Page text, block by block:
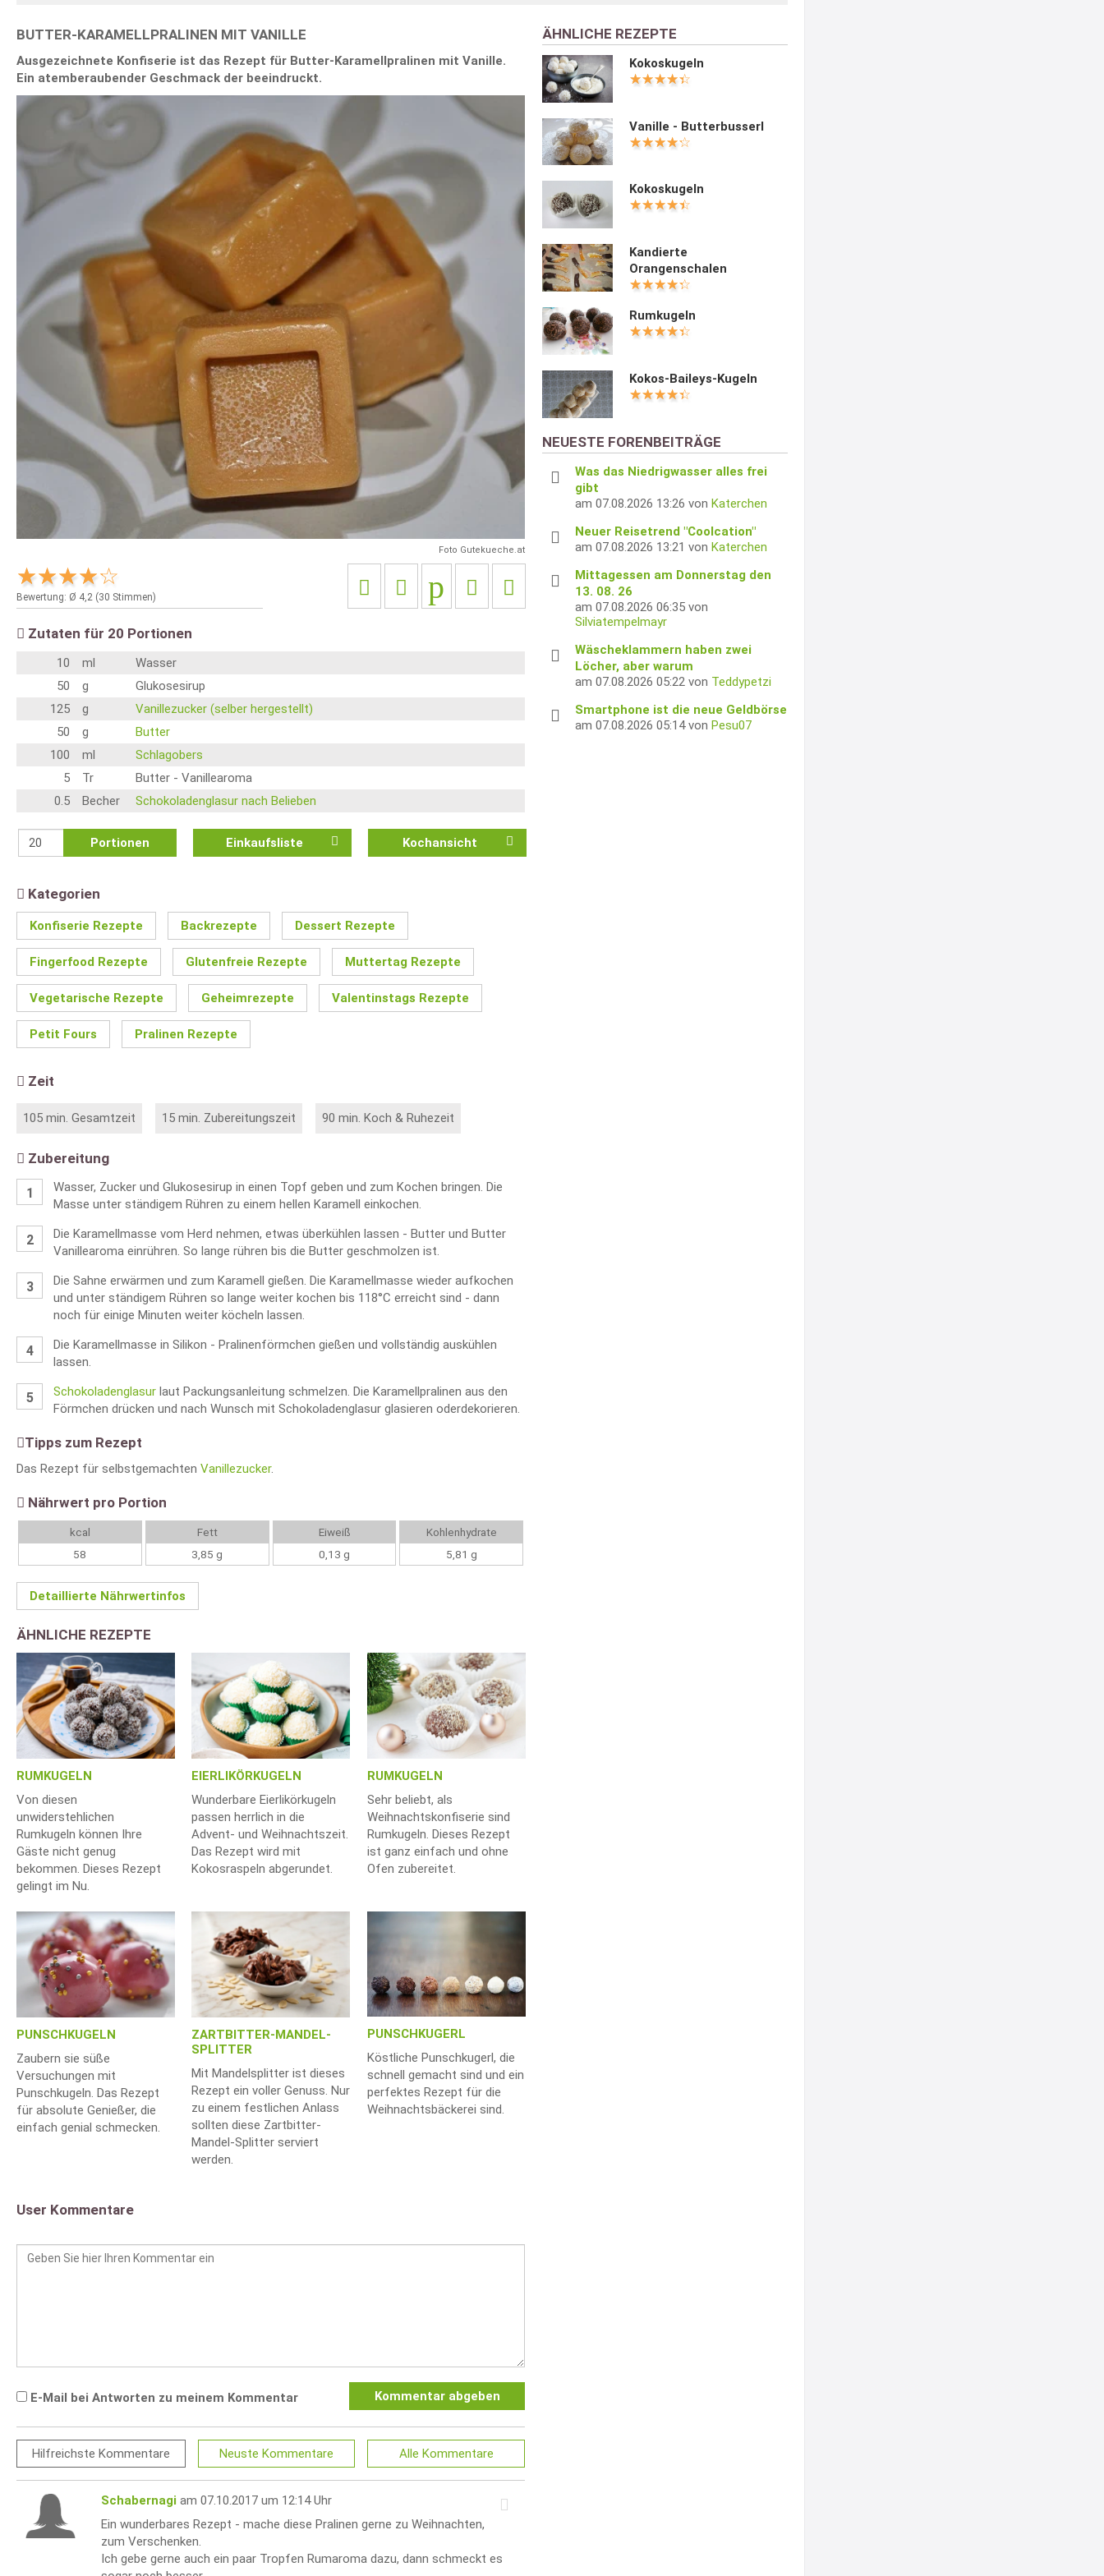
BUTTER-KARAMELLPRALINEN MIT VANILLE
Ausgezeichnete Konfiserie ist das Rezept für Butter-Karamellpralinen mit Vanille.
Ein atemberaubender Geschmack der beeindruckt.
Foto Gutekueche.at
Bewertung: Ø 4,2 (30 Stimmen)
Zutaten für 20 Portionen
10 ml
Wasser
50
g
Glukosesirup
125
g
Vanillezucker (selber hergestellt)
50
g
Butter
100
ml
Schlagobers
5
Tr
Butter - Vanillearoma
0.5
Becher Schokoladenglasur nach Belieben
Portionen Einkaufsliste Kochansicht
Kategorien
Konfiserie Rezepte Backrezepte Dessert Rezepte
Fingerfood Rezepte Glutenfreie Rezepte Muttertag Rezepte
Vegetarische Rezepte Geheimrezepte Valentinstags Rezepte
Petit Fours Pralinen Rezepte
Zeit
105 min. Gesamtzeit 15 min. Zubereitungszeit 90 min. Koch & Ruhezeit
Zubereitung
Wasser, Zucker und Glukosesirup in einen Topf geben und zum Kochen bringen. Die
Masse unter ständigem Rühren zu einem hellen Karamell einkochen.
Die Karamellmasse vom Herd nehmen, etwas überkühlen lassen - Butter und Butter
Vanillearoma einrühren. So lange rühren bis die Butter geschmolzen ist.
Die Sahne erwärmen und zum Karamell gießen. Die Karamellmasse wieder aufkochen
und unter ständigem Rühren so lange weiter kochen bis 118°C erreicht sind - dann
noch für einige Minuten weiter köcheln lassen.
Die Karamellmasse in Silikon - Pralinenförmchen gießen und vollständig auskühlen
lassen.
Schokoladenglasur laut Packungsanleitung schmelzen. Die Karamellpralinen aus den
Förmchen drücken und nach Wunsch mit Schokoladenglasur glasieren oderdekorieren.
Tipps zum Rezept
Das Rezept für selbstgemachten Vanillezucker.
Nährwert pro Portion
kcal
58
Fett
3,85 g
Eiweiß
0,13 g
Kohlenhydrate
5,81 g
Detaillierte Nährwertinfos
ÄHNLICHE REZEPTE
RUMKUGELN
Von diesen
unwiderstehlichen
Rumkugeln können Ihre
Gäste nicht genug
bekommen. Dieses Rezept
gelingt im Nu.
EIERLIKÖRKUGELN
Wunderbare Eierlikörkugeln
passen herrlich in die
Advent- und Weihnachtszeit.
Das Rezept wird mit
Kokosraspeln abgerundet.
RUMKUGELN
Sehr beliebt, als
Weihnachtskonfiserie sind
Rumkugeln. Dieses Rezept
ist ganz einfach und ohne
Ofen zubereitet.
PUNSCHKUGELN
Zaubern sie süße
Versuchungen mit
Punschkugeln. Das Rezept
für absolute Genießer, die
einfach genial schmecken.
ZARTBITTER-MANDEL-
SPLITTER
Mit Mandelsplitter ist dieses
Rezept ein voller Genuss. Nur
zu einem festlichen Anlass
sollten diese Zartbitter-
Mandel-Splitter serviert
werden.
PUNSCHKUGERL
Köstliche Punschkugerl, die
schnell gemacht sind und ein
perfektes Rezept für die
Weihnachtsbäckerei sind.
User Kommentare
E-Mail bei Antworten zu meinem Kommentar Kommentar abgeben
Hilfreichste Kommentare Neuste Kommentare Alle Kommentare
Schabernagi am 07.10.2017 um 12:14 Uhr
Ein wunderbares Rezept - mache diese Pralinen gerne zu Weihnachten,
zum Verschenken.
Ich gebe gerne auch ein paar Tropfen Rumaroma dazu, dann schmeckt es
ÄHNLICHE REZEPTE
Kokoskugeln
Vanille - Butterbusserl
Kokoskugeln
Kandierte
Orangenschalen
Rumkugeln
Kokos-Baileys-Kugeln
NEUESTE FORENBEITRÄGE
Was das Niedrigwasser alles frei
gibt
am 07.08.2026 13:26 von Katerchen
Neuer Reisetrend "Coolcation"
am 07.08.2026 13:21 von Katerchen
Mittagessen am Donnerstag den
13. 08. 26
am 07.08.2026 06:35 von
Silviatempelmayr
Wäscheklammern haben zwei
Löcher, aber warum
am 07.08.2026 05:22 von Teddypetzi
Smartphone ist die neue Geldbörse
am 07.08.2026 05:14 von Pesu07